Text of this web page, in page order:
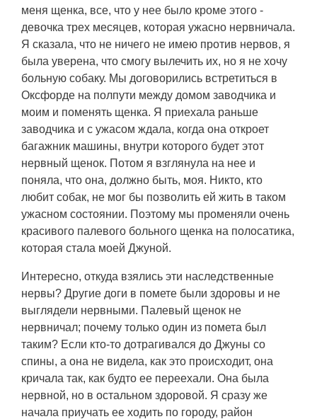
меня щенка, все, что у нее было кроме этого -
девочка трех месяцев, которая ужасно нервничала.
Я сказала, что не ничего не имею против нервов, я
была уверена, что смогу вылечить их, но я не хочу
больную собаку. Мы договорились встретиться в
Оксфорде на полпути между домом заводчика и
моим и поменять щенка. Я приехала раньше
заводчика и с ужасом ждала, когда она откроет
багажник машины, внутри которого будет этот
нервный щенок. Потом я взглянула на нее и
поняла, что она, должно быть, моя. Никто, кто
любит собак, не мог бы позволить ей жить в таком
ужасном состоянии. Поэтому мы променяли очень
красивого палевого больного щенка на полосатика,
которая стала моей Джуной.
Интересно, откуда взялись эти наследственные
нервы? Другие доги в помете были здоровы и не
выглядели нервными. Палевый щенок не
нервничал; почему только один из помета был
таким? Если кто-то дотрагивался до Джуны со
спины, а она не видела, как это происходит, она
кричала так, как будто ее переехали. Она была
нервной, но в остальном здоровой. Я сразу же
начала приучать ее ходить по городу, район